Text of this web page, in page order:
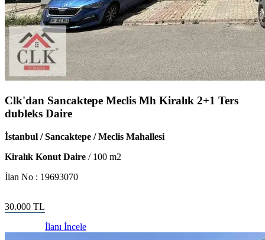
Clk'dan Sancaktepe Meclis Mh Kiralık 2+1 Ters
dubleks Daire
İstanbul / Sancaktepe / Meclis Mahallesi
Kiralık Konut Daire / 100 m2
İlan No : 19693070
30.000 TL
İlanı İncele